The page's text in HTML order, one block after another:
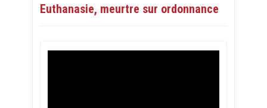
Euthanasie, meurtre sur ordonnance